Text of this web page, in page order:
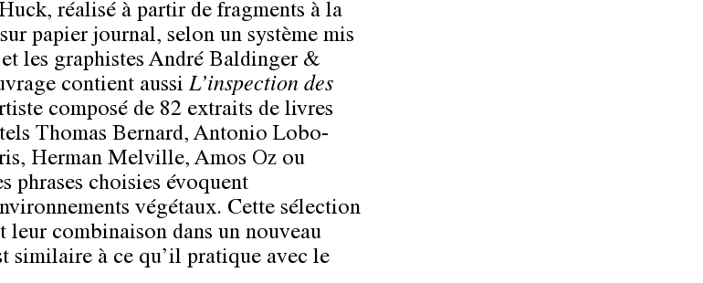
réalisé à partir de fragments à la
papier journal, selon un système mis
les graphistes André Baldinger &
contient aussi L’inspection des
composé de 82 extraits de livres
Thomas Bernard, Antonio Lobo-
Herman Melville, Amos Oz ou
phrases choisies évoquent
végétaux. Cette sélection
leur combinaison dans un nouveau
similaire à ce qu’il pratique avec le